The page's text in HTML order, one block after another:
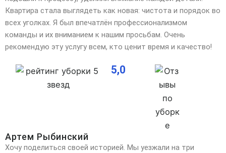
Квартира стала выглядеть как новая: чистота и порядок во
всех уголках. Я был впечатлён профессионализмом
команды и их вниманием к нашим просьбам. Очень
рекомендую эту услугу всем, кто ценит время и качество!
5,0
Артем Рыбинский
Хочу поделиться своей историей. Мы уезжали на три